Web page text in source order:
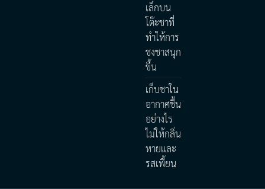
เล็กบน
โต๊ะชาที่
ทำให้การ
ชงชาสนุก
ขึ้น
เก็บชาใน
อากาศชื้น
อย่างไร
ไม่ให้กลิ่น
หายและ
รสเพี้ยน